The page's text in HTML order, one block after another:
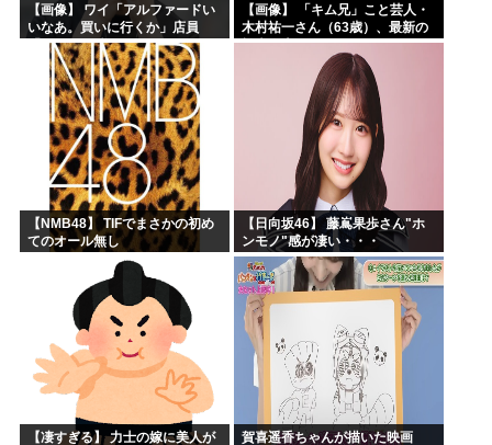
【画像】 ワイ「アルファードい
いなあ。買いに行くか」店員
「ほいっ見積もりな！」ワイ
「金額おかしくね？」←お前ら
もそう思うよな？？？？？
【画像】 「キム兄」こと芸人・
木村祐一さん（63歳）、最新の
松本人志さんとのツーショット
が完全に別人だとネット騒然！
「マジで誰かわからん」...
【NMB48】 TIFでまさかの初め
てのオール無し
【日向坂46】 藤嶌果歩さん"ホ
ンモノ"感が凄い・・・
【凄すぎる】 力士の嫁に美人が
賀喜遥香ちゃんが描いた映画